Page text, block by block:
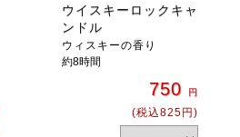
ウイスキーロックキャ
ンドル
ウィスキーの香り
約8時間
750 円
(税込825円)